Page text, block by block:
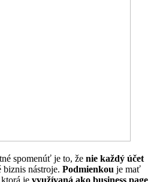
spomenúť je to, že nie každý účet
nástroje. Podmienkou je mať
je využívaná ako business page